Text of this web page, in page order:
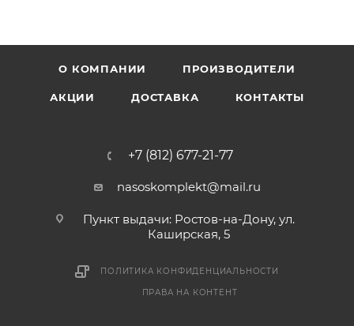
О КОМПАНИИ ПРОИЗВОДИТЕЛИ
АКЦИИ ДОСТАВКА КОНТАКТЫ
+7 (812) 677-21-77
nasoskomplekt@mail.ru
Пункт выдачи: Ростов-на-Дону, ул.
Каширская, 5
ПОЛИТИКА КОНФИДЕНЦИАЛЬНОСТИ
ПРАВА НА КОНТЕНТ